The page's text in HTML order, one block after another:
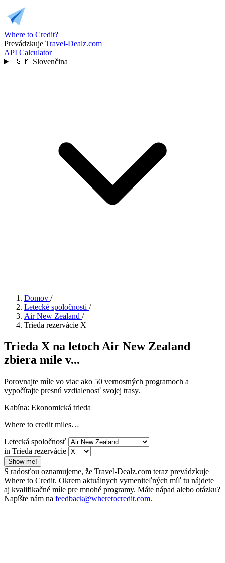
Where to Credit?
Prevádzkuje Travel-Dealz.com
API Calculator
🇸🇰 Slovenčina
Domov /
Letecké spoločnosti /
Air New Zealand /
Trieda rezervácie X
Trieda X na letoch Air New Zealand
zbiera míle v...
Porovnajte míle vo viac ako 50 vernostných programoch a
vypočítajte presnú vzdialenosť svojej trasy.
Kabína: Ekonomická trieda
Where to credit miles…
Letecká spoločnosť
in Trieda rezervácie
Show me!
S radosťou oznamujeme, že Travel-Dealz.com teraz prevádzkuje
Where to Credit. Okrem aktuálnych vymeniteľných míľ tu nájdete
aj kvalifikačné míle pre mnohé programy. Máte nápad alebo otázku?
Napíšte nám na feedback@wheretocredit.com.